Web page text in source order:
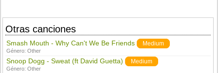
Otras canciones
Smash Mouth - Why Can't We Be Friends Medium
Género:Other
Snoop Dogg - Sweat (ft David Guetta) Medium
Género:Other